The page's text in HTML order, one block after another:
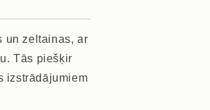
un zeltainas, ar
Tās piešķir
izstrādājumiem